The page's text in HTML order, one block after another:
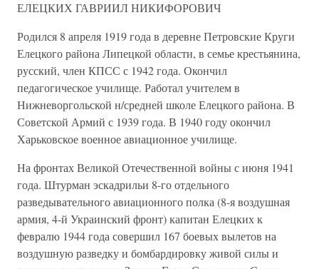
ЕЛЕЦКИХ ГАВРИИЛ НИКИФОРОВИЧ
Родился 8 апреля 1919 года в деревне Петровские Круги
Елецкого района Липецкой области, в семье крестьянина,
русский, член КПСС с 1942 года. Окончил
педагогическое училище. Работал учителем в
Нижневоргольской н/средней школе Елецкого района. В
Советской Армий с 1939 года. В 1940 году окончил
Харьковское военное авиационное училище.
На фронтах Великой Отечественной войны с июня 1941
года. Штурман эскадрильи 8-го отдельного
разведывательного авиационного полка (8-я воздушная
армия, 4-й Украинский фронт) капитан Елецких к
февралю 1944 года совершил 167 боевых вылетов на
воздушную разведку и бомбардировку живой силы и